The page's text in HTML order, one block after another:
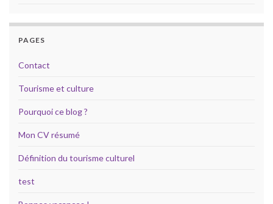
PAGES
Contact
Tourisme et culture
Pourquoi ce blog ?
Mon CV résumé
Définition du tourisme culturel
test